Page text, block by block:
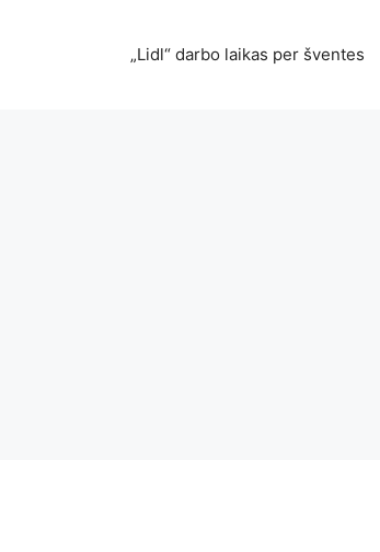
„Lidl“ darbo laikas per šventes